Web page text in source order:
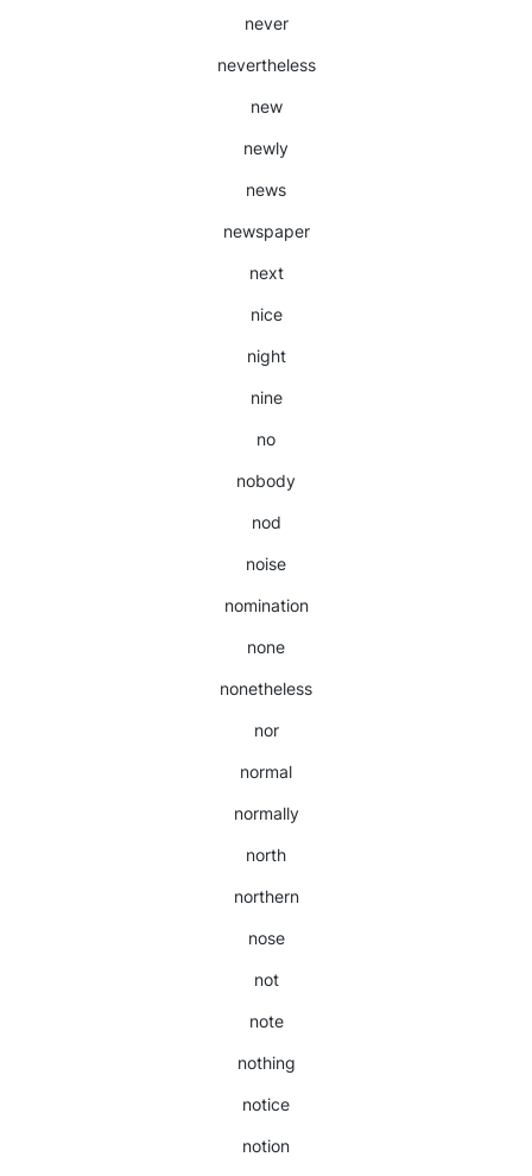
never
nevertheless
new
newly
news
newspaper
next
nice
night
nine
no
nobody
nod
noise
nomination
none
nonetheless
nor
normal
normally
north
northern
nose
not
note
nothing
notice
notion